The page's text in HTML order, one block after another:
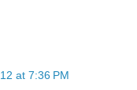
at 7:36 PM